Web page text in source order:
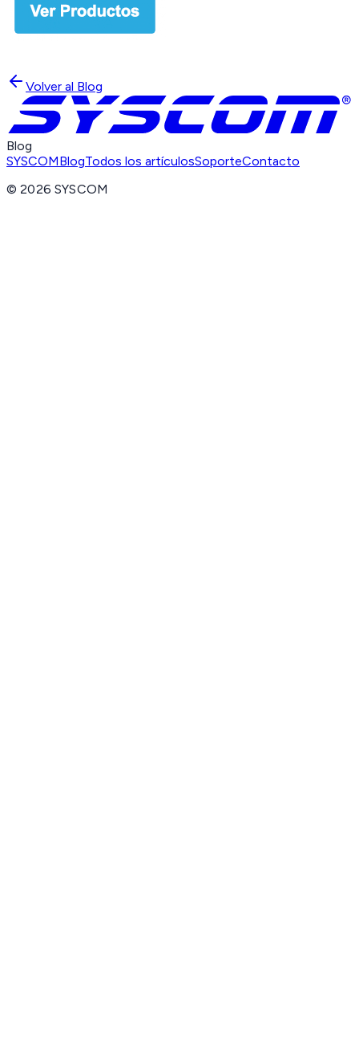
Volver al Blog
Blog
SYSCOMBlogTodos los artículosSoporteContacto
©2026 SYSCOM